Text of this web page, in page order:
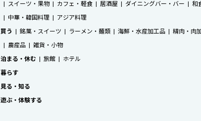
スイーツ・果物
カフェ・軽食 居酒屋 ダイニングバー・バー 和
中華・韓国料理
アジア料理
買う
銘菓・スイーツ ラーメン・麺類 海鮮・水産加工品 精肉・肉
農産品
雑貨・小物
泊まる・休む
旅館
ホテル
暮らす
見る・知る
遊ぶ・体験する